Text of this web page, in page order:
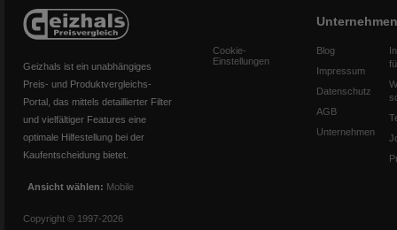
Geizhals ist ein unabhängiges
Preis- und Produktvergleichs-
Portal, das mittels detaillierter Filter
und vielfältiger Features eine
optimale Hilfestellung bei der
Kaufentscheidung bietet.
Ansicht wählen: Mobile
Copyright © 1997-2026
Cookie-
Einstellungen
Unternehmen
Blog
Impressum
Datenschutz
AGB
Unternehmen